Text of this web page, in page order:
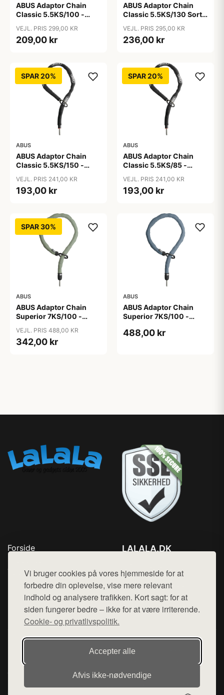
Vi bruger cookies på vores hjemmeside for at
forbedre din oplevelse, vise mere relevant
indhold og analysere trafikken. Kort sagt: for at
siden fungerer bedre – ikke for at være irriterende.
Cookie- og privatlivspolitik.
Accepter alle
Afvis ikke‑nødvendige
ABUS Adaptor Chain
Classic 5.5KS/100 -
VEJL. PRIS 299,00 KR
209,00 kr
ABUS Adaptor Chain
Classic 5.5KS/130 Sort -
VEJL. PRIS 295,00 KR
236,00 kr
SPAR 20%
ABUS
ABUS Adaptor Chain
Classic 5.5KS/150 -
VEJL. PRIS 241,00 KR
193,00 kr
SPAR 20%
ABUS
ABUS Adaptor Chain
Classic 5.5KS/85 -
VEJL. PRIS 241,00 KR
193,00 kr
SPAR 30%
ABUS
ABUS Adaptor Chain
Superior 7KS/100 -
Green
VEJL. PRIS 488,00 KR
342,00 kr
ABUS
ABUS Adaptor Chain
Superior 7KS/100 -
488,00 kr
Forside
Top Rabatter
Blog
Kontakt
LALALA.DK
Mail: hej@want.dk
Cookie- og privatlivspolitik
Denne side er en del af want.dk, der udgiver en række
hjemmesider med præsentation af forskellige produkter fra
diverse webshops. Der sælges ikke varer fra denne side - vi